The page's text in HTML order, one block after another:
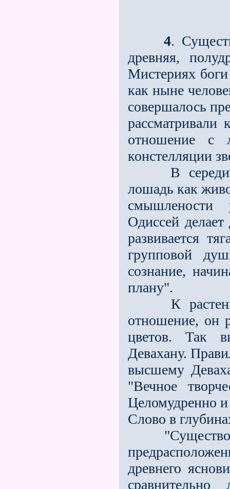
4.
древняя,
Мистериях
как ныне
совершалось
рассматривали
отношение с
констелляции
В середине
лошадь как
смышлености
Одиссей
развивается
групповой
сознание,
плану".
К растениям
отношение, он
цветов. Так
Девахану.
высшему
"Вечное
Целомудренно и
Слово в
древнего